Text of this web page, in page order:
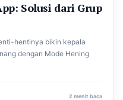
Solusi dari Grup
hentinya bikin kepala
dengan Mode Hening
2 menit baca